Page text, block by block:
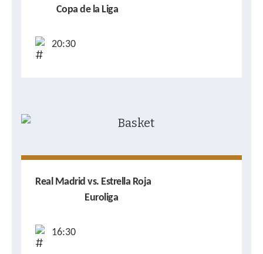
Copa de la Liga
20:30
Real Madrid vs. Estrella Roja
Euroliga
16:30